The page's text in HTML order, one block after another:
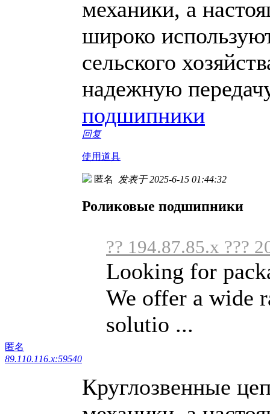
механики, а
широко
сельского
надежную
подшипники
回复
使用道具
匿名
89.110.116.x:59540
匿名 发表于 2025-6-15 01:44:32
Роликовые подшипники
?? 194.87.85.x ???
Looking for
We offer a wide
solutio ...
Круглозвенные